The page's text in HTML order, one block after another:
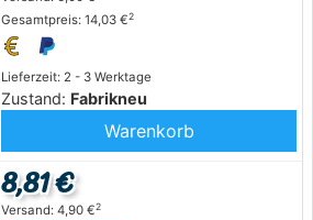
Lieferzeit: 2 - 3 Werktage
Zustand: Fabrikneu
Gesamtpreis: 14,03 €2
Warenkorb
8,81 €
Versand: 4,90 €2